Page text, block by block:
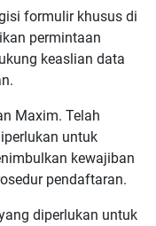
formulir khusus di
permintaan
keaslian data
Maxim. Telah
untuk
kewajiban
pendaftaran.
diperlukan untuk